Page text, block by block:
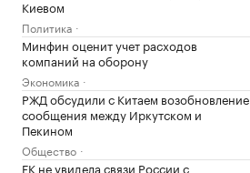
Киевом
Политика
Минфин оценит учет расходов
компаний на оборону
Экономика
РЖД обсудили с Китаем возобновление
сообщения между Иркутском и
Пекином
Общество
ЕК не увидела связи России с